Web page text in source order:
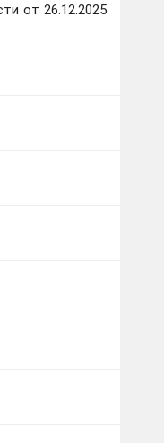
от 26.12.2025